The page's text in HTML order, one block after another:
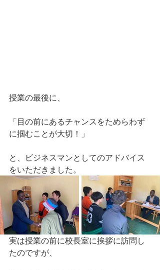
授業の最後に、
「目の前にあるチャンスをためらわず
に掴むことが大切！」
と、ビジネスマンとしてのアドバイス
をいただきました。
実は授業の前に校長室に挨拶に訪問し
たのですが、